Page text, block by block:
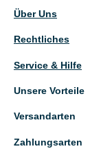
Über Uns
Rechtliches
Service & Hilfe
Unsere Vorteile
Versandarten
Zahlungsarten